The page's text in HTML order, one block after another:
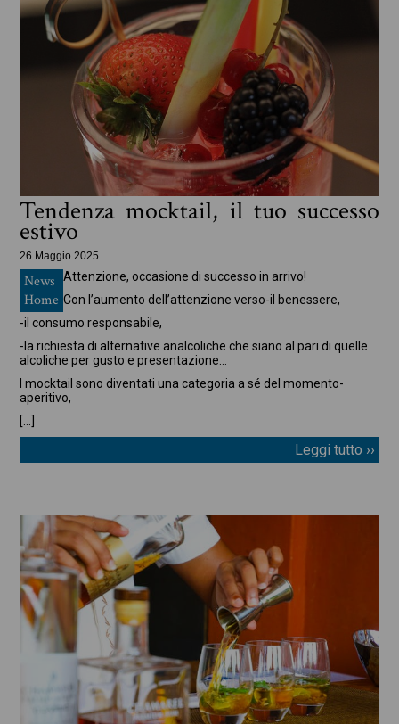
Tendenza mocktail, il tuo successo
estivo
26 Maggio 2025
News
Home
Attenzione, occasione di successo in arrivo!
Con l’aumento dell’attenzione verso-il benessere,
-il consumo responsabile,
-la richiesta di alternative analcoliche che siano al pari di quelle
alcoliche per gusto e presentazione…
I mocktail sono diventati una categoria a sé del momento-
aperitivo,
[…]
Leggi tutto ››